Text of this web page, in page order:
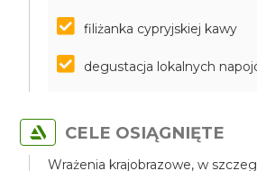
filiżanka cypryjskiej kawy
degustacja lokalnych
CELE OSIĄGNIĘTE
Wrażenia krajobrazowe, w